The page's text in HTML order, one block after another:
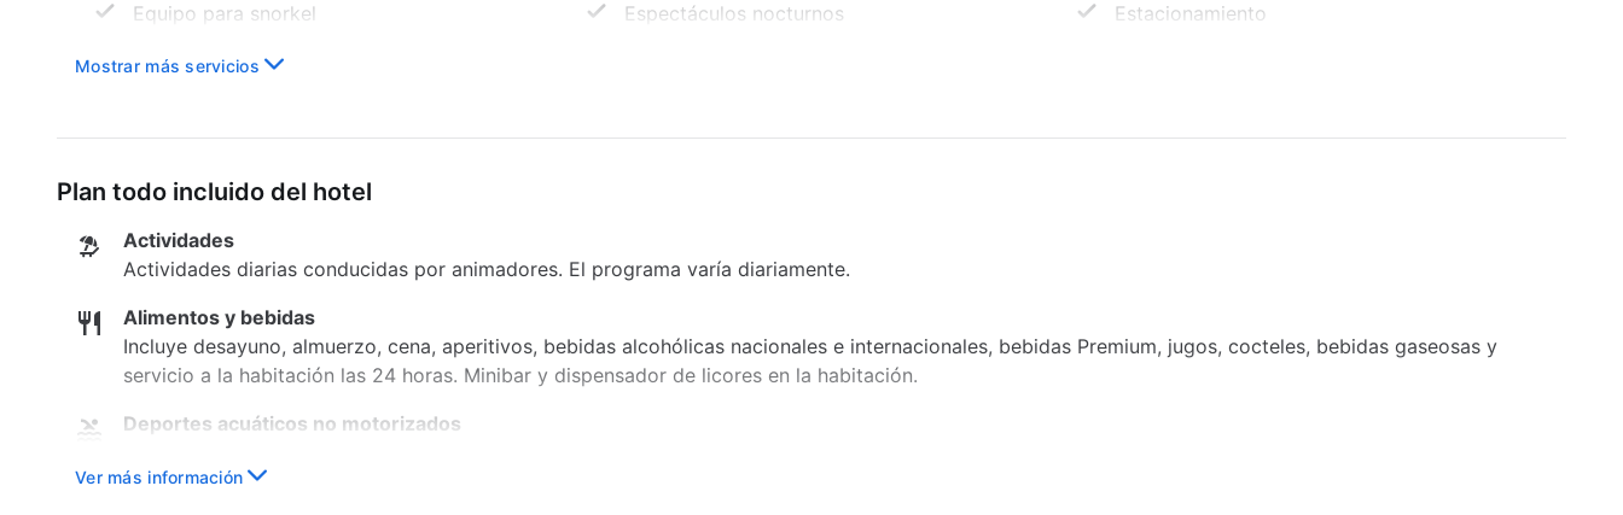
Equipo para snorkel
Espectáculos nocturnos
Estacionamiento
Gimnasio
Solárium
Water polo
Servicios con cargo extra
Bodas
Computadores con acceso a internet
Espacio para eventos
Servicio de masajes
Mostrar más servicios
Plan todo incluido del hotel
Actividades
Actividades diarias conducidas por animadores. El programa varía diariamente.
Alimentos y bebidas
Incluye desayuno, almuerzo, cena, aperitivos, bebidas alcohólicas nacionales e internacionales, bebidas Premium, jugos, cocteles, bebidas gaseosas y
servicio a la habitación las 24 horas. Minibar y dispensador de licores en la habitación.
Deportes acuáticos no motorizados
Ver más información